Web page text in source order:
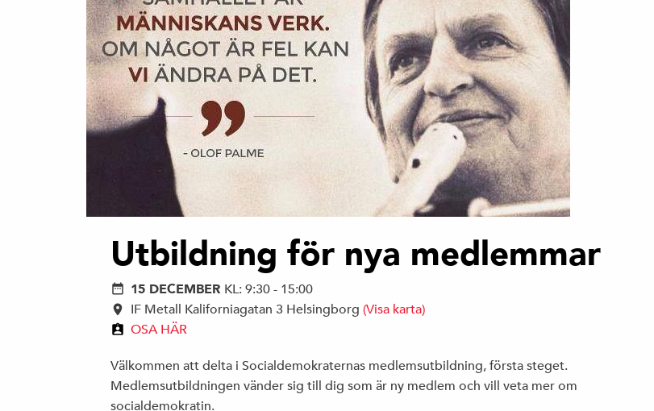
Utbildning för nya medlemmar
15 DECEMBER KL: 9:30 - 15:00
IF Metall Kaliforniagatan 3 Helsingborg (Visa karta)
OSA HÄR
Välkommen att delta i Socialdemokraternas medlemsutbildning, första steget.
Medlemsutbildningen vänder sig till dig som är ny medlem och vill veta mer om
socialdemokratin.